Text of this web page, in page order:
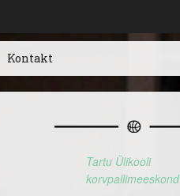
Kontakt
Tartu Ülikooli
korvpallimeeskond